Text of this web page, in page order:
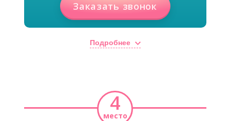
Заказать звонок
Подробнее
4
место